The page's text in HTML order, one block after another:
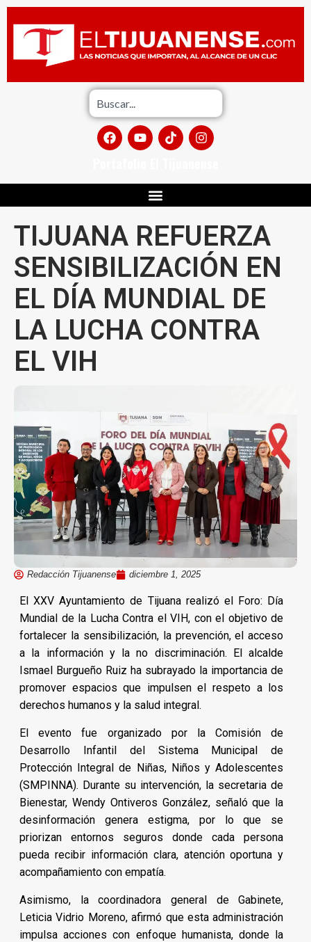
TIJUANA REFUERZA
SENSIBILIZACIÓN EN
EL DÍA MUNDIAL DE
LA LUCHA CONTRA
EL VIH
Redacción Tijuanense diciembre 1, 2025
El XXV Ayuntamiento de Tijuana realizó el Foro: Día
Mundial de la Lucha Contra el VIH, con el objetivo de
fortalecer la sensibilización, la prevención, el acceso
a la información y la no discriminación. El alcalde
Ismael Burgueño Ruiz ha subrayado la importancia de
promover espacios que impulsen el respeto a los
derechos humanos y la salud integral.
El evento fue organizado por la Comisión de
Desarrollo Infantil del Sistema Municipal de
Protección Integral de Niñas, Niños y Adolescentes
(SMPINNA). Durante su intervención, la secretaria de
Bienestar, Wendy Ontiveros González, señaló que la
desinformación genera estigma, por lo que se
priorizan entornos seguros donde cada persona
pueda recibir información clara, atención oportuna y
acompañamiento con empatía.
Asimismo, la coordinadora general de Gabinete,
Leticia Vidrio Moreno, afirmó que esta administración
impulsa acciones con enfoque humanista, donde la